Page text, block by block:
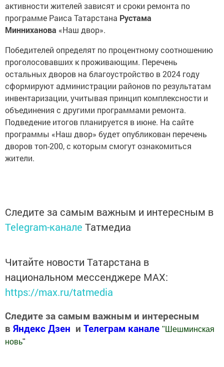
активности жителей зависят и сроки ремонта по
программе Раиса Татарстана Рустама
Минниханова «Наш двор».
Победителей определят по процентному соотношению
проголосовавших к проживающим. Перечень
остальных дворов на благоустройство в 2024 году
сформируют администрации районов по результатам
инвентаризации, учитывая принцип комплексности и
объединения с другими программами ремонта.
Подведение итогов планируется в июне. На сайте
программы «Наш двор» будет опубликован перечень
дворов топ-200, с которым смогут ознакомиться
жители.
Следите за самым важным и интересным в
Telegram-канале Татмедиа
Читайте новости Татарстана в
национальном мессенджере MАХ:
https://max.ru/tatmedia
Следите за самым важным и интересным
в Яндекс Дзен и Телеграм канале " Шешминская
новь"